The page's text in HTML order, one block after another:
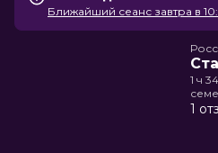
Ближайший сеанс завтра в
1 ч
1